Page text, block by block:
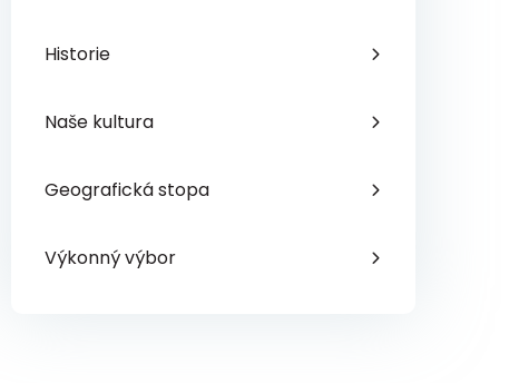
Historie
Naše kultura
Geografická stopa
Výkonný výbor